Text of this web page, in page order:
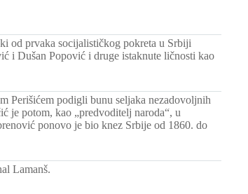
od prvaka socijalističkog pokreta u Srbiji
i Dušan Popović i druge istaknute ličnosti kao
Perišićem podigli bunu seljaka nezadovoljnih
je potom, kao „predvoditelj naroda“, u
ponovo je bio knez Srbije od 1860. do
Lamanš.